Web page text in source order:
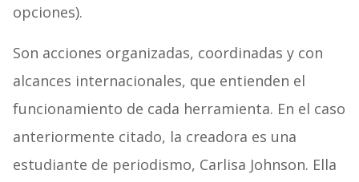
opciones).
Son acciones organizadas, coordinadas y con
alcances internacionales, que entienden el
funcionamiento de cada herramienta. En el caso
anteriormente citado, la creadora es una
estudiante de periodismo, Carlisa Johnson. Ella